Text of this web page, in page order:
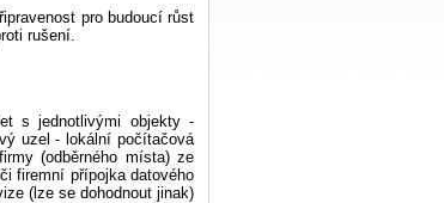
pro budoucí růst
rušení.
s jednotlivými objekty -
uzel - lokální počítačová
(odběrného místa) ze
firemní přípojka datového
(lze se dohodnout jinak)